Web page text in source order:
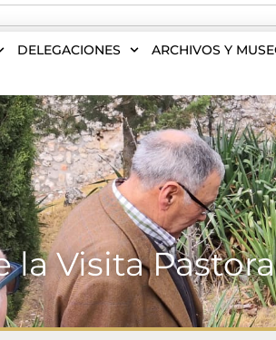
DELEGACIONES ARCHIVOS Y
la Visita